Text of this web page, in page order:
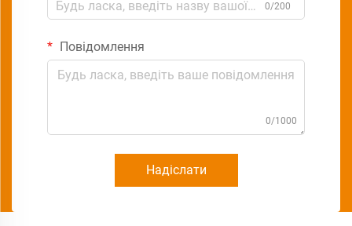
0/200
Повідомлення
0/1000
Надіслати